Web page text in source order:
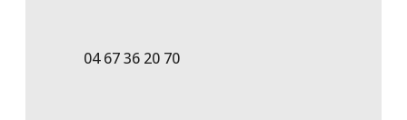
04 67 36 20 70